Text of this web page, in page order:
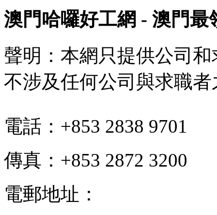
澳門哈囉好工網 - 澳門最
聲明：本網只提供公司
不涉及任何公司與求職
電話：+853 2838 9701
傳真：+853 2872 3200
電郵地址：